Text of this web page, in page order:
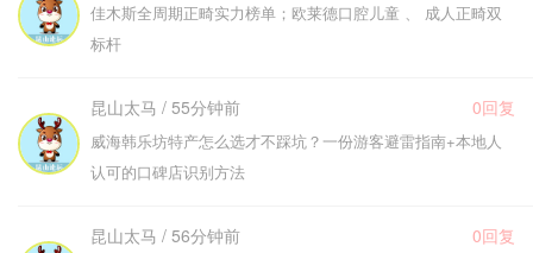
佳木斯全周期正畸实力榜单；欧莱德口腔儿童 、 成人正畸双
标杆
昆山太马 / 55分钟前 0回复
威海韩乐坊特产怎么选才不踩坑？一份游客避雷指南+本地人
认可的口碑店识别方法
昆山太马 / 56分钟前 0回复